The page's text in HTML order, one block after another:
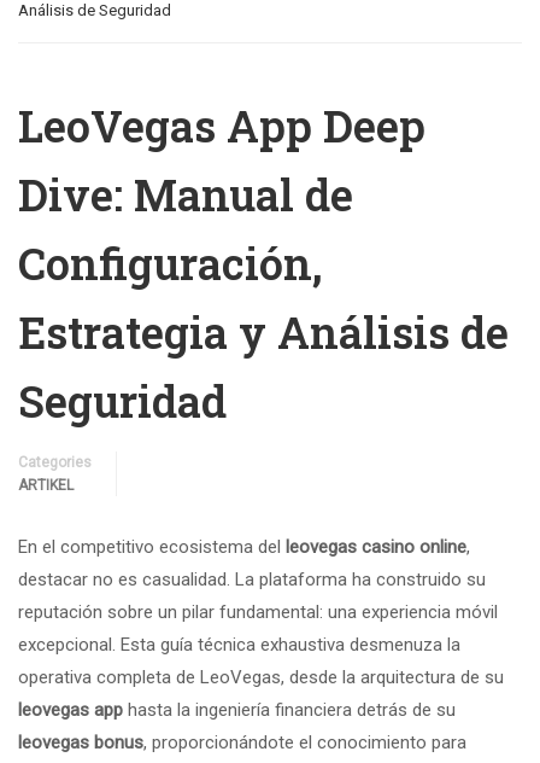
Análisis de Seguridad
LeoVegas App Deep
Dive: Manual de
Configuración,
Estrategia y Análisis de
Seguridad
Categories
ARTIKEL
En el competitivo ecosistema del leovegas casino online,
destacar no es casualidad. La plataforma ha construido su
reputación sobre un pilar fundamental: una experiencia móvil
excepcional. Esta guía técnica exhaustiva desmenuza la
operativa completa de LeoVegas, desde la arquitectura de su
leovegas app hasta la ingeniería financiera detrás de su
leovegas bonus, proporcionándote el conocimiento para